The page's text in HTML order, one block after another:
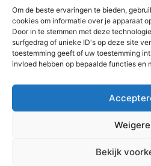
Om de beste ervaringen te bieden,
cookies om informatie over je apparaat
Door in te stemmen met deze
surfgedrag of unieke ID's op deze site
toestemming geeft of uw toestemming
invloed hebben op bepaalde functies en
Bekijk
Moerascipres (Taxodium
zorgen dat deze prachtige boom
in je tuin.
[ad_2]